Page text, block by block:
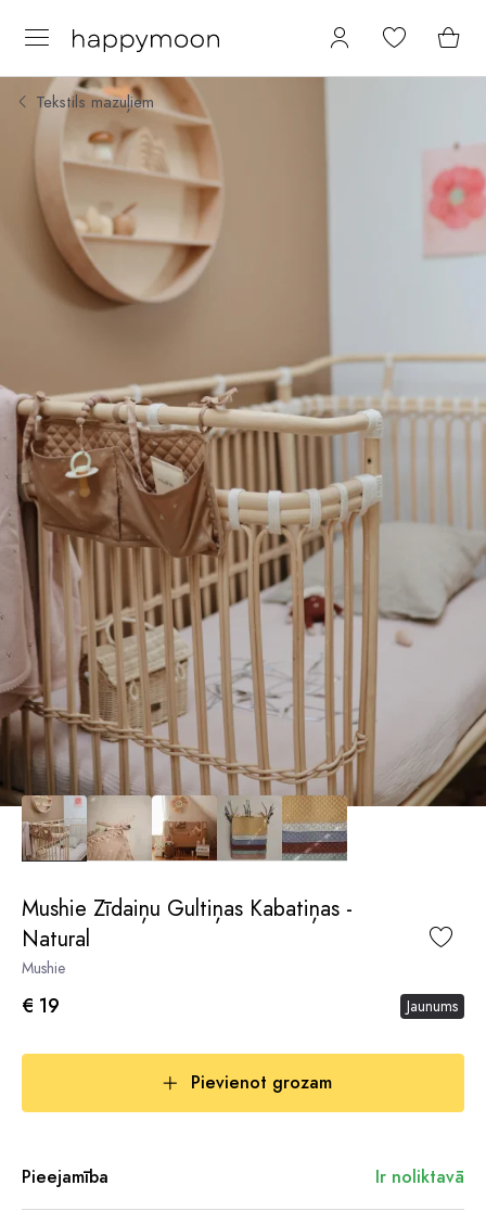
Tekstils mazuļiem
Mushie Zīdaiņu Gultiņas Kabatiņas -
Natural
Mushie
€ 19 Jaunums
Pievienot grozam
Pieejamība Ir noliktavā